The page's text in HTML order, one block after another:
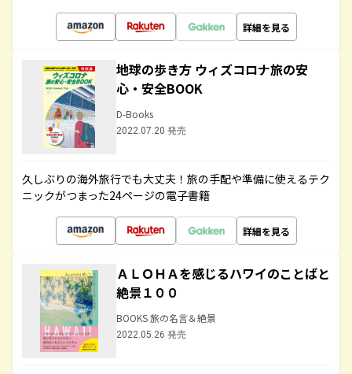
詳細を見る
地球の歩き方 ウィズコロナ旅の安
心・安全BOOK
D-Books
2022.07.20 発売
久しぶりの海外旅行でも大丈夫！旅の手配や準備に使えるテク
ニックがつまった24ページの電子書籍
詳細を見る
ＡＬＯＨＡを感じるハワイのことばと
絶景１００
BOOKS 旅の名言＆絶景
2022.05.26 発売